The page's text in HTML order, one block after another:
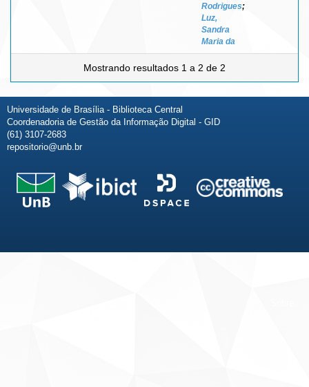
Rodrigues;
Luz,
Sandra
Maria da
Mostrando resultados 1 a 2 de 2
Universidade de Brasília - Biblioteca Central
Coordenadoria de Gestão da Informação Digital - GID
(61) 3107-2683
repositorio@unb.br